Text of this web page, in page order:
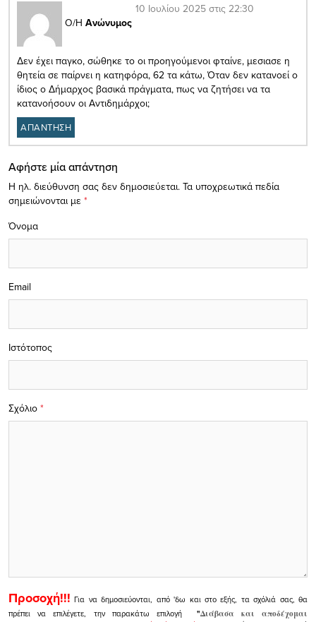
Ο/Η Ανώνυμος
10 Ιουλίου 2025 στις 22:30
Δεν έχει παγκο, σώθηκε το οι προηγούμενοι φταίνε, μεσιασε η
θητεία σε παίρνει η κατηφόρα, 62 τα κάτω, Όταν δεν κατανοεί ο
ίδιος ο Δήμαρχος βασικά πράγματα, πως να ζητήσει να τα
κατανοήσουν οι Αντιδημάρχοι;
ΑΠΑΝΤΗΣΗ
Αφήστε μία απάντηση
Η ηλ. διεύθυνση σας δεν δημοσιεύεται. Τα υποχρεωτικά πεδία
σημειώνονται με *
Σχόλιο *
Όνομα
Email
Ιστότοπος
Προσοχή!!! Για να δημοσιεύονται, από 'δω και στο εξής, τα σχόλιά σας, θα
πρέπει να επιλέγετε, την παρακάτω επιλογή
"Διάβασα και αποδέχομαι